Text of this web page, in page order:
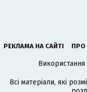
РЕКЛАМА НА САЙТІ ПРО
Використання
Всі матеріали, які